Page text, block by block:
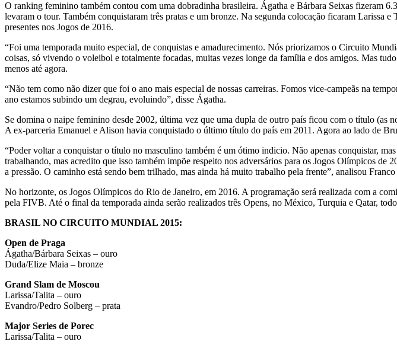
O ranking feminino também contou com uma dobradinha brasileira. Ágatha e Bárbara Seixas fizeram
levaram o tour. Também conquistaram três pratas e um bronze. Na segunda colocação ficaram Larissa
presentes nos Jogos de 2016.
“Foi uma temporada muito especial, de conquistas e amadurecimento. Nós priorizamos o Circuito
coisas, só vivendo o voleibol e totalmente focadas, muitas vezes longe da família e dos amigos. Mas
menos até agora.
“Não tem como não dizer que foi o ano mais especial de nossas carreiras. Fomos vice-campeãs na
ano estamos subindo um degrau, evoluindo”, disse Ágatha.
Se domina o naipe feminino desde 2002, última vez que uma dupla de outro país ficou com o título (as
A ex-parceria Emanuel e Alison havia conquistado o último título do país em 2011. Agora ao lado de
“Poder voltar a conquistar o título no masculino também é um ótimo indicio. Não apenas conquistar,
trabalhando, mas acredito que isso também impõe respeito nos adversários para os Jogos Olímpicos
a pressão. O caminho está sendo bem trilhado, mas ainda há muito trabalho pela frente”, analisou
No horizonte, os Jogos Olímpicos do Rio de Janeiro, em 2016. A programação será realizada com a
pela FIVB. Até o final da temporada ainda serão realizados três Opens, no México, Turquia e Qatar,
BRASIL NO CIRCUITO MUNDIAL 2015:
Open de Praga
Ágatha/Bárbara Seixas – ouro
Duda/Elize Maia – bronze
Grand Slam de Moscou
Larissa/Talita – ouro
Evandro/Pedro Solberg – prata
Major Series de Porec
Larissa/Talita – ouro